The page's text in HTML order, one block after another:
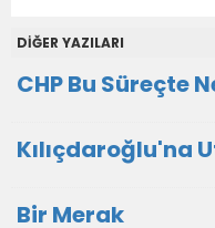
DİĞER YAZILARI
CHP Bu Süreçte
Kılıçdaroğlu'na
Bir Merak